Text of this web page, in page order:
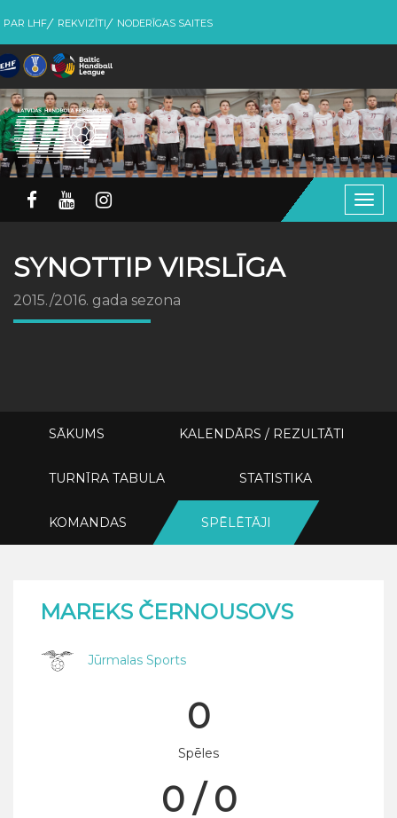
PAR LHF REKVIZĪTI NODERĪGAS SAITES
SYNOTTIP VIRSLĪGA
2015./2016. gada sezona
SĀKUMS KALENDĀRS / REZULTĀTI
TURNĪRA TABULA STATISTIKA
KOMANDAS SPĒLĒTĀJI
MAREKS ČERNOUSOVS
Jūrmalas Sports
0
Spēles
0 / 0